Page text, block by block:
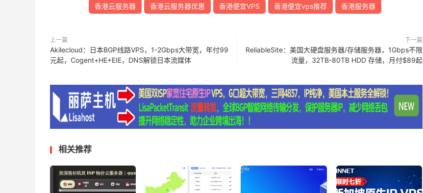
香港云服务器 香港云服务器优惠 香港便宜VPS 香港便宜vps推荐 香港服务器
上一篇
Akilecloud：日本BGP线路VPS，1-2Gbps大带宽，年付99
元起，Cogent+HE+EIE，DNS解锁日本流媒体
下一篇
ReliableSite：美国大硬盘服务器/存储服务器，1Gbps不限
流量，32TB-80TB HDD 存储，月付$89起
相关推荐